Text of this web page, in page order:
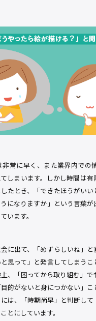
常に早く、また業界内での
しまいます。しかし時間は
たとき、「できたほうがいい
になりますか」という言葉
います。
に出て、「めずらしいね」と
と思って」と発言してしまう
、「困ってから取り組む」で
的がないと身につかない」こ
は、「時期尚早」と判断し
とにしています。